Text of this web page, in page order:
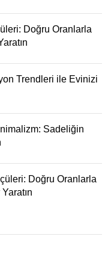
Doğru Oranlarla
Trendleri ile Evinizi
Sadeliğin
Doğru Oranlarla